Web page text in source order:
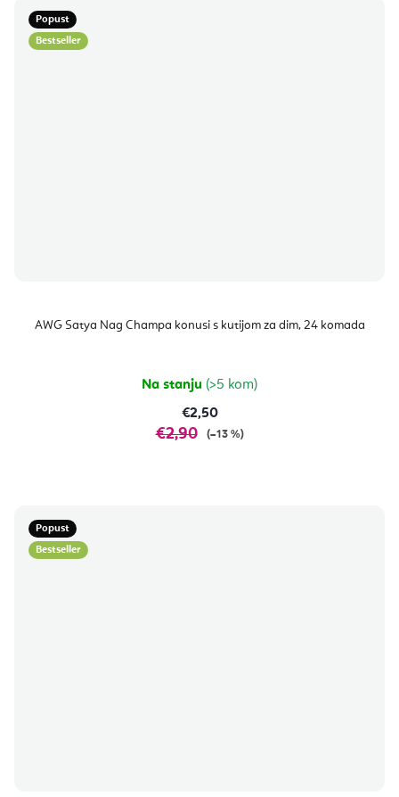
Popust
Bestseller
AWG Satya Nag Champa konusi s kutijom za dim, 24 komada
Na stanju (>5 kom)
€2,50
€2,90 (–13 %)
Popust
Bestseller